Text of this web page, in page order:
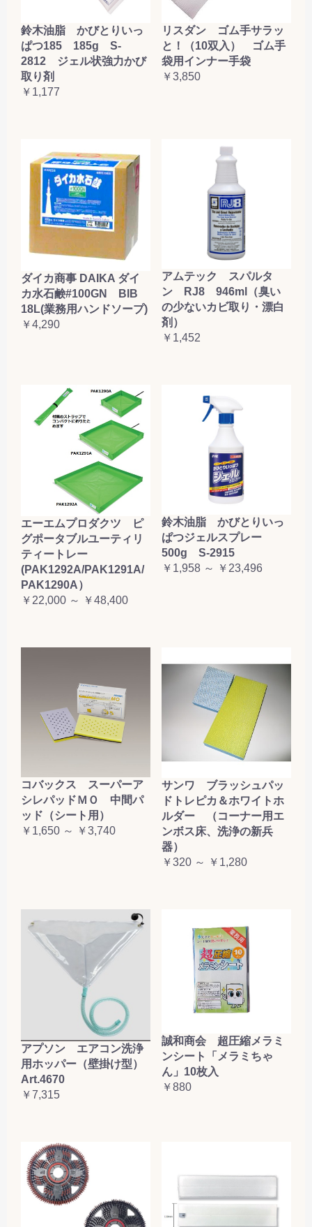
鈴木油脂 かびとりいっ
ぱつ185 185g S-
2812 ジェル状強力かび
取り剤
￥1,177
リスダン ゴム手サラッ
と！（10双入） ゴム手
袋用インナー手袋
￥3,850
ダイカ商事 DAIKA ダイ
カ水石鹸#100GN BIB
18L(業務用ハンドソープ)
￥4,290
アムテック スパルタ
ン RJ8 946ml（臭い
の少ないカビ取り・漂白
剤）
￥1,452
エーエムプロダクツ ピ
グポータブルユーティリ
ティートレー
(PAK1292A/PAK1291A/
PAK1290A）
￥22,000 ～ ￥48,400
鈴木油脂 かびとりいっ
ぱつジェルスプレー
500g S-2915
￥1,958 ～ ￥23,496
コバックス スーパーア
シレパッドＭＯ 中間パ
ッド（シート用）
￥1,650 ～ ￥3,740
サンワ ブラッシュパッ
ドトレピカ＆ホワイトホ
ルダー （コーナー用エ
ンボス床、洗浄の新兵
器）
￥320 ～ ￥1,280
アプソン エアコン洗浄
用ホッパー（壁掛け型）
Art.4670
￥7,315
誠和商会 超圧縮メラミ
ンシート「メラミちゃ
ん」10枚入
￥880